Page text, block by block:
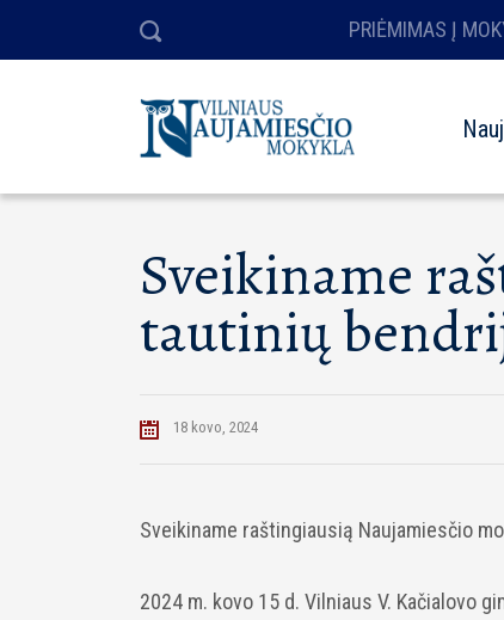
PRIĖMIMAS Į
Sveikiname
tautinių
18 kovo, 2024
Sveikiname raštingiausią Naujamiesčio
2024 m. kovo 15 d. Vilniaus V. Kačialovo